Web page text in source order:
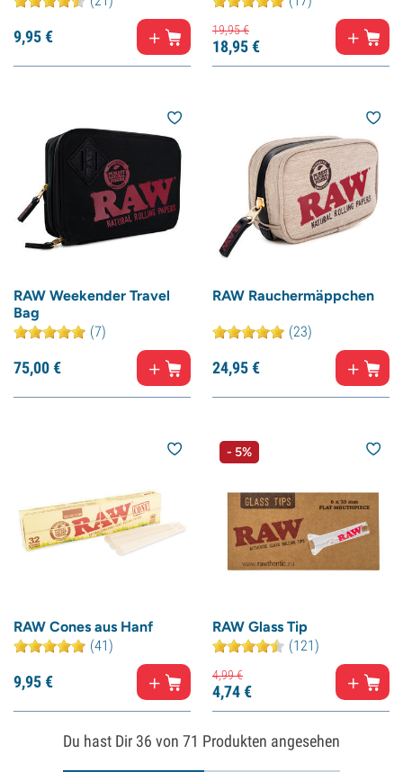
9,95€ 19,95€
18,95€
RAW Weekender Travel
Bag
(7)
75,00€
RAW Rauchermäppchen
(23)
24,95€
RAW Cones aus Hanf
(41)
9,95€
- 5%
RAW Glass Tip
(121)
4,99€
4,74€
Du hast Dir 36 von 71 Produkten angesehen